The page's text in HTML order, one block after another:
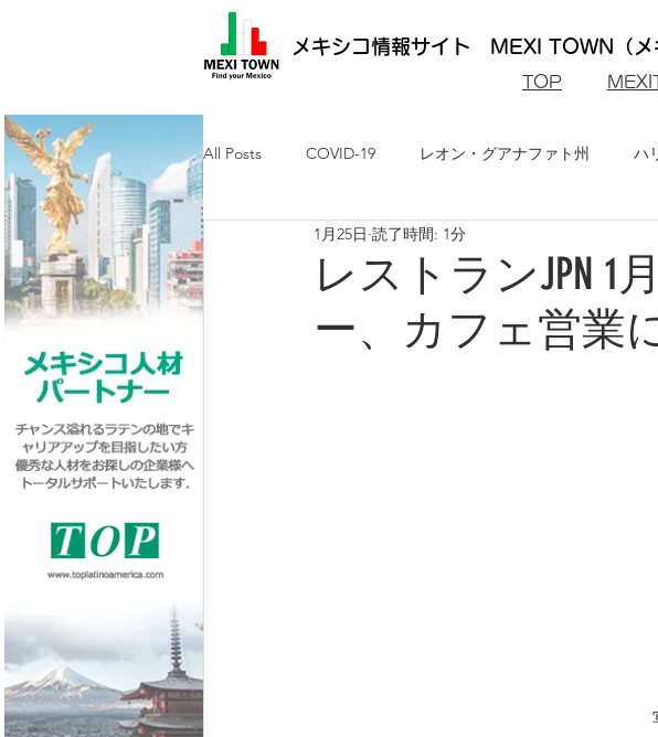
メキシコ情報サイト MEXI TOWN（メ
​TOP
All Posts COVID-19 レオン・グアナファト州 ハ
メキシコ最新ニュース ケレタロ州
求人・メキシコ就労 日墨交流 メキシコ・グルメ
レストランJPN 1
ー、カフェ営業
1月25日 読了時間: 1分